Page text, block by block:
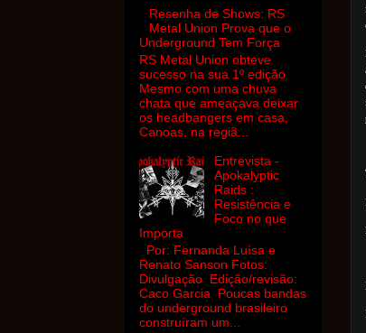
Resenha de Shows: RS
Metal Union Prova que o
Underground Tem Força
RS Metal Union obteve
sucesso na sua 1º edição
Mesmo com uma chuva
chata que ameaçava deixar
os headbangers em casa,
Canoas, na regiã...
Entrevista -
Apokalyptic
Raids :
Resistência e
Foco no que
Importa
Por: Fernanda Luísa e
Renato Sanson Fotos:
Divulgação Edição/revisão:
Caco Garcia Poucas bandas
do underground brasileiro
construíram um...